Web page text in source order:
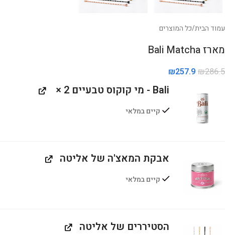
עמוד הבית/כל המוצרים
מארז Bali Matcha
₪286.5
₪257.9
Bali - מי קוקוס טבעיים
קיים במלאי
אבקת המאצ'ה של אליטה
קיים במלאי
הסטיררים של אליטה